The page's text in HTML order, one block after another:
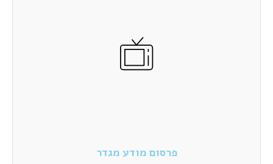
פרסום מודע מגדר